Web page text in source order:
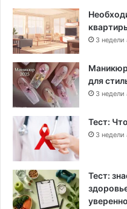
3 недели
для
3 недели
Тест:
3 недели
Тест: